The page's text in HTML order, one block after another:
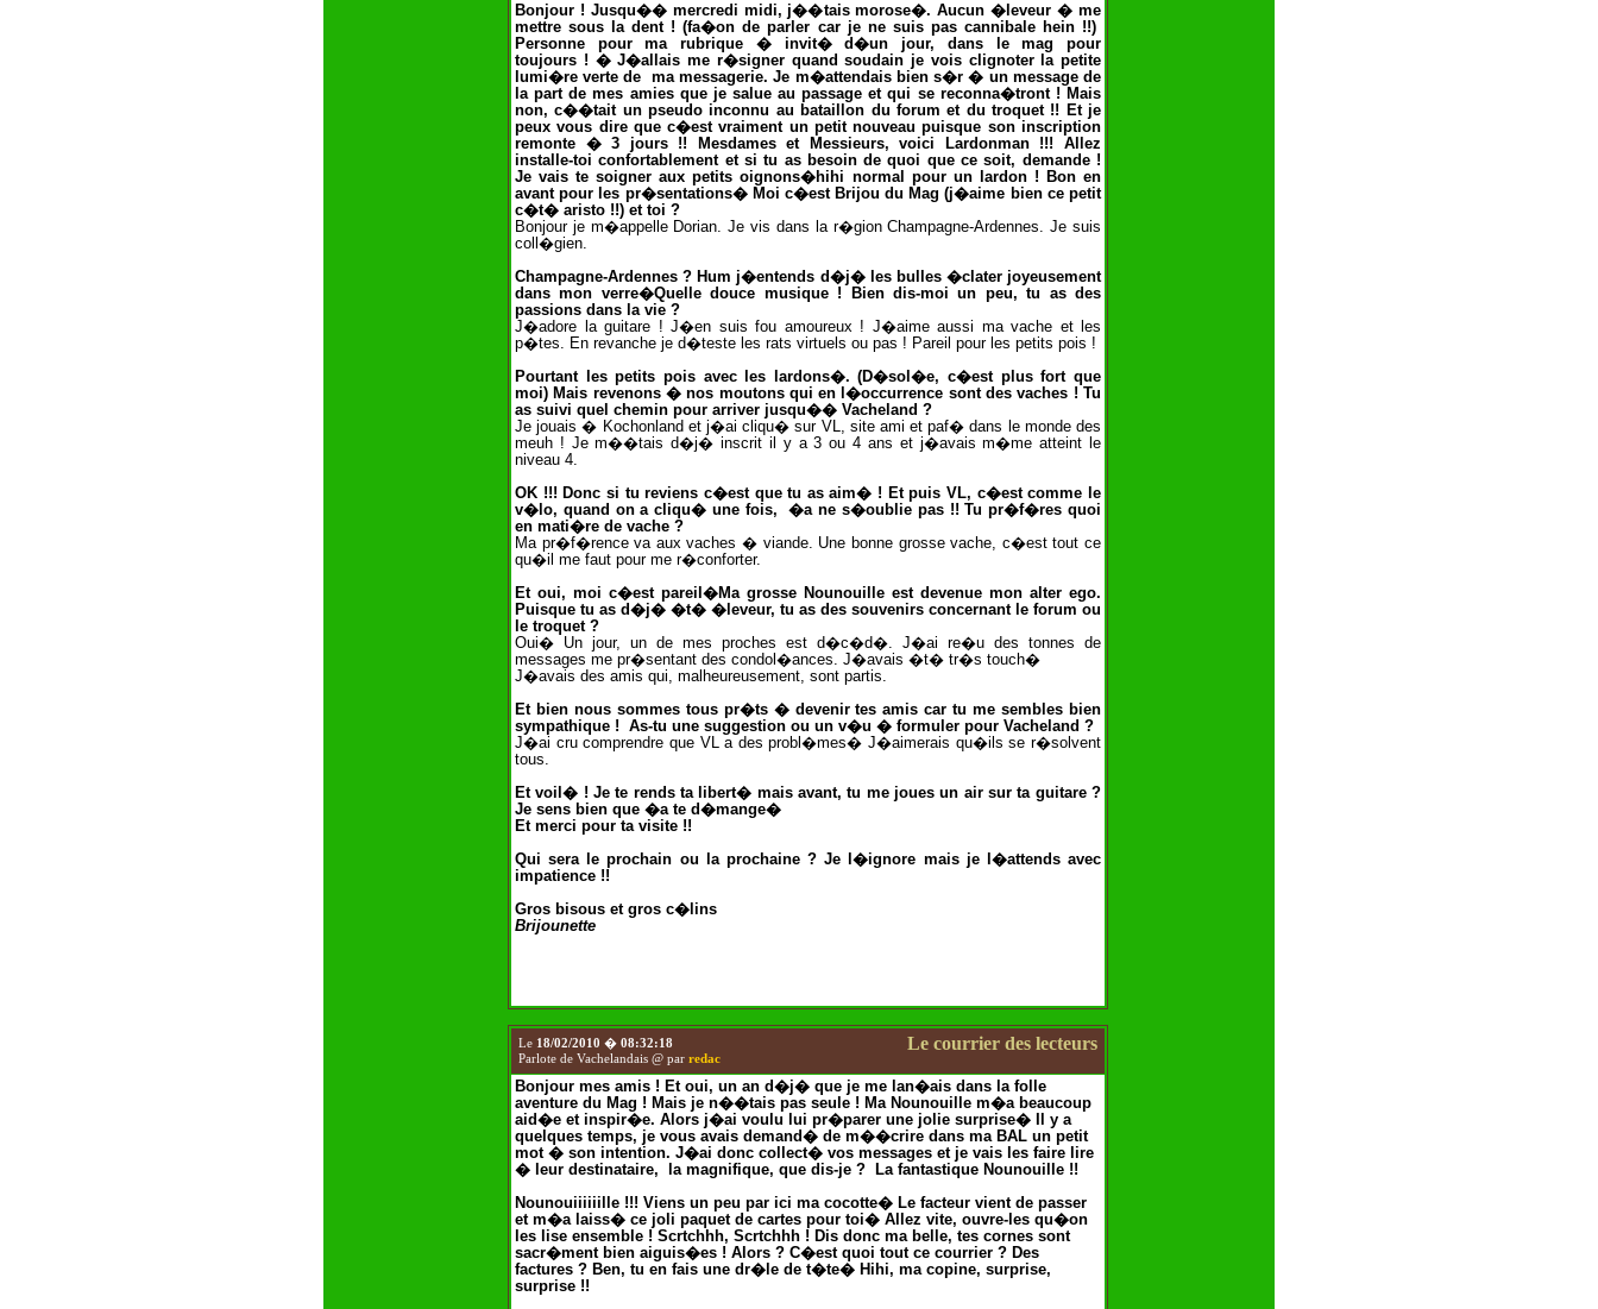
Bonjour ! Jusqu�� mercredi midi, j��tais morose�. Aucun �leveur � me
mettre sous la dent ! (fa�on de parler car je ne suis pas cannibale hein !!)
Personne pour ma rubrique � invit� d�un jour, dans le mag pour
toujours ! � J�allais me r�signer quand soudain je vois clignoter la petite
lumi�re verte de ma messagerie. Je m�attendais bien s�r � un message de
la part de mes amies que je salue au passage et qui se reconna�tront ! Mais
non, c��tait un pseudo inconnu au bataillon du forum et du troquet !! Et je
peux vous dire que c�est vraiment un petit nouveau puisque son inscription
remonte � 3 jours !! Mesdames et Messieurs, voici Lardonman !!! Allez
installe-toi confortablement et si tu as besoin de quoi que ce soit, demande !
Je vais te soigner aux petits oignons�hihi normal pour un lardon ! Bon en
avant pour les pr�sentations� Moi c�est Brijou du Mag (j�aime bien ce petit
c�t� aristo !!) et toi ?
Bonjour je m�appelle Dorian. Je vis dans la r�gion Champagne-Ardennes. Je suis
coll�gien.
Champagne-Ardennes ? Hum j�entends d�j� les bulles �clater joyeusement
dans mon verre�Quelle douce musique ! Bien dis-moi un peu, tu as des
passions dans la vie ?
J�adore la guitare ! J�en suis fou amoureux ! J�aime aussi ma vache et les
p�tes. En revanche je d�teste les rats virtuels ou pas ! Pareil pour les petits pois !
Pourtant les petits pois avec les lardons�. (D�sol�e, c�est plus fort que
moi) Mais revenons � nos moutons qui en l�occurrence sont des vaches ! Tu
as suivi quel chemin pour arriver jusqu�� Vacheland ?
Je jouais � Kochonland et j�ai cliqu� sur VL, site ami et paf� dans le monde des
meuh ! Je m��tais d�j� inscrit il y a 3 ou 4 ans et j�avais m�me atteint le
niveau 4.
OK !!! Donc si tu reviens c�est que tu as aim� ! Et puis VL, c�est comme le
v�lo, quand on a cliqu� une fois,
�a ne s�oublie pas !! Tu pr�f�res quoi
en mati�re de vache ?
Ma pr�f�rence va aux vaches � viande. Une bonne grosse vache, c�est tout ce
qu�il me faut pour me r�conforter.
Et oui, moi c�est pareil�Ma grosse Nounouille est devenue mon alter ego.
Puisque tu as d�j� �t� �leveur, tu as des souvenirs concernant le forum ou
le troquet ?
Oui� Un jour, un de mes proches est d�c�d�. J�ai re�u des tonnes de
messages me pr�sentant des condol�ances. J�avais �t� tr�s touch�
J�avais des amis qui, malheureusement, sont partis.
Et bien nous sommes tous pr�ts � devenir tes amis car tu me sembles bien
sympathique ! As-tu une suggestion ou un v�u � formuler pour Vacheland ?
J�ai cru comprendre que VL a des probl�mes� J�aimerais qu�ils se r�solvent
tous.
Et voil� ! Je te rends ta libert� mais avant, tu me joues un air sur ta guitare ?
Je sens bien que �a te d�mange�
Et merci pour ta visite !!
Qui sera le prochain ou la prochaine ? Je l�ignore mais je l�attends avec
impatience !!
Gros bisous et gros c�lins
Brijounette
Le 18/02/2010 � 08:32:18
Parlote de Vachelandais @ par redac
Le courrier des lecteurs
Bonjour mes amis ! Et oui, un an d�j� que je me lan�ais dans la folle
aventure du Mag ! Mais je n��tais pas seule ! Ma Nounouille m�a beaucoup
aid�e et inspir�e. Alors j�ai voulu lui pr�parer une jolie surprise� Il y a
quelques temps, je vous avais demand� de m��crire dans ma BAL un petit
mot � son intention. J�ai donc collect� vos messages et je vais les faire lire
� leur destinataire,
la magnifique, que dis-je ?
La fantastique Nounouille !!
Nounouiiiiiille !!! Viens un peu par ici ma cocotte� Le facteur vient de passer
et m�a laiss� ce joli paquet de cartes pour toi� Allez vite, ouvre-les qu�on
les lise ensemble ! Scrtchhh, Scrtchhh ! Dis donc ma belle, tes cornes sont
sacr�ment bien aiguis�es ! Alors ? C�est quoi tout ce courrier ? Des
factures ? Ben, tu en fais une dr�le de t�te� Hihi, ma copine, surprise,
surprise !!